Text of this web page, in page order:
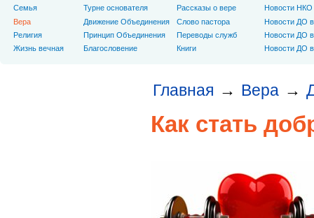
Главная → Вера →
Как стать
Cемья
Вера
Религия
Жизнь вечная
Турне основателя
Движение Объединения
Принцип Объединения
Благословение
Рассказы о вере
Слово пастора
Переводы служб
Книги
Новости НКО
Новости ДО
Новости ДО
Новости ДО